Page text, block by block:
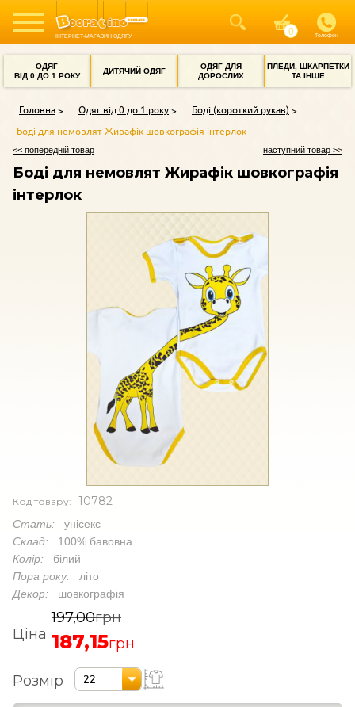
ІНТЕРНЕТ-МАГАЗИН ОДЯГУ Телефон
ОДЯГ
ВІД 0 ДО 1 РОКУ
ДИТЯЧИЙ ОДЯГ
ОДЯГ ДЛЯ
ДОРОСЛИХ
ПЛЕДИ, ШКАРПЕТКИ
ТА ІНШЕ
Головна Одяг від 0 до 1 року
Боді (короткий рукав)
Боді для немовлят Жирафік шовкографія інтерлок
<< попередній товар наступний товар >>
Боді для немовлят Жирафік шовкографія
інтерлок
Код товару: 10782
Стать: унісекс
Склад: 100% бавовна
Колір: білий
Пора року: літо
Декор: шовкографія
Ціна
197,00грн
187,15грн
Розмір 22